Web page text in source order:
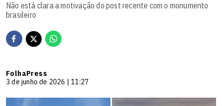
Não está clara a motivação do post recente com o monumento
brasileiro
FolhaPress
3 de junho de 2026 | 11:27